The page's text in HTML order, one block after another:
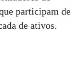
participam de
de ativos.